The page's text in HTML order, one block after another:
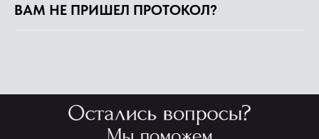
ВАМ НЕ ПРИШЕЛ ПРОТОКОЛ?